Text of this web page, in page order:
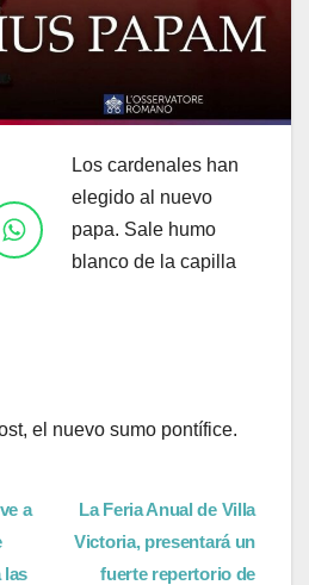
Los cardenales han
elegido al nuevo
papa. Sale humo
blanco de la capilla
el nuevo sumo pontífice.
La Feria Anual de Villa
Victoria, presentará un
fuerte repertorio de
a
las